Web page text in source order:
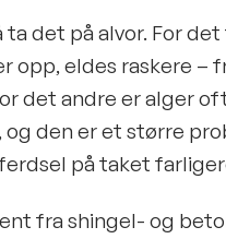
det på alvor. For
opp, eldes raskere –
det andre er alger
den er et større
på taket
fra shingel- og